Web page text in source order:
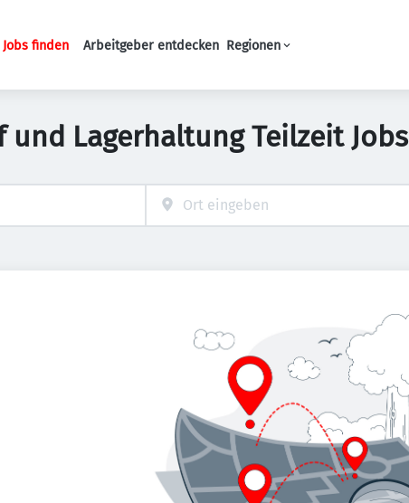
Haupt-Navigation
Jobs finden Arbeitgeber entdecken Regionen
und Lagerhaltung Teilzeit Jobs